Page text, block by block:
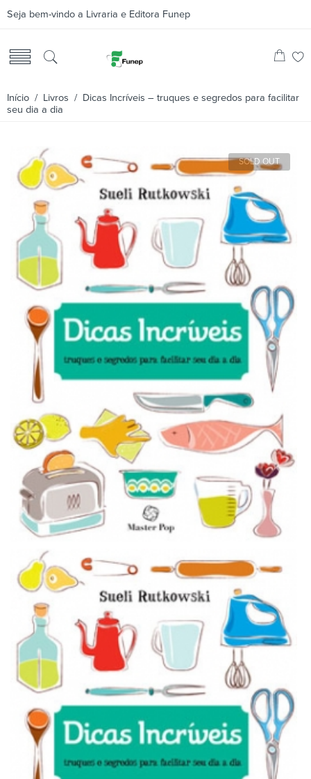
Seja bem-vindo a Livraria e Editora Funep
Início / Livros / Dicas Incríveis – truques e segredos para facilitar
seu dia a dia
SOLD OUT